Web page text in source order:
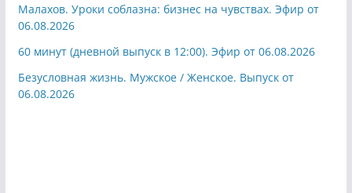
Малахов. Уроки соблазна: бизнес на чувствах. Эфир от
06.08.2026
60 минут (дневной выпуск в 12:00). Эфир от 06.08.2026
Безусловная жизнь. Мужское / Женское. Выпуск от
06.08.2026